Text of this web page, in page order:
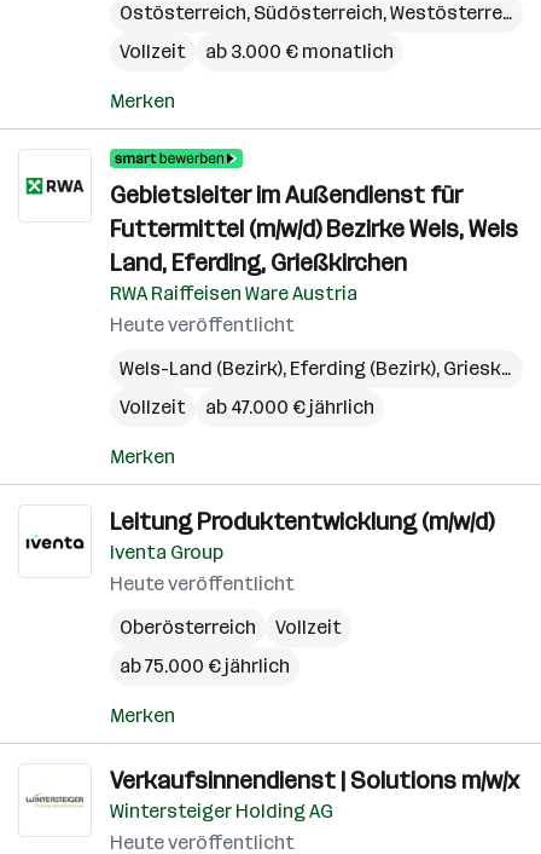
Ostösterreich, Südösterreich,Westösterreich
Vollzeit
ab 3.000 € monatlich
Merken
Gebietsleiter im Außendienst für
Futtermittel (m/w/d) Bezirke Wels, Wels
Land, Eferding, Grießkirchen
RWA Raiffeisen Ware Austria
Heute veröffentlicht
Wels-Land (Bezirk), Eferding (Bezirk), Grieskirchen (Bezirk)
Vollzeit
ab 47.000 € jährlich
Merken
Leitung Produktentwicklung (m/w/d)
Iventa Group
Heute veröffentlicht
Oberösterreich
Vollzeit
ab 75.000 € jährlich
Merken
Verkaufsinnendienst | Solutions m/w/x
Wintersteiger Holding AG
Heute veröffentlicht